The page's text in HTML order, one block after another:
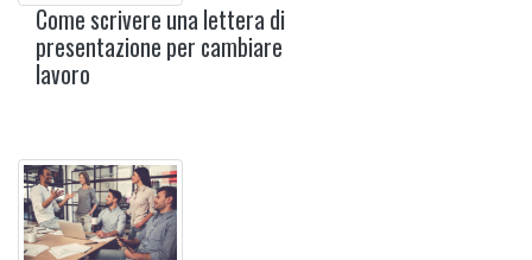
Come scrivere una lettera di
presentazione per cambiare
lavoro